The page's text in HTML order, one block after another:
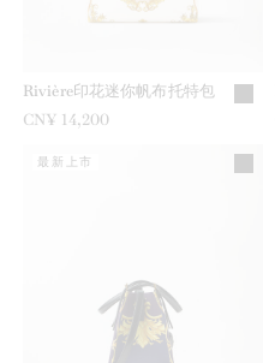
Rivière印花迷你帆布托特包
CN¥ 14,200
最新上市